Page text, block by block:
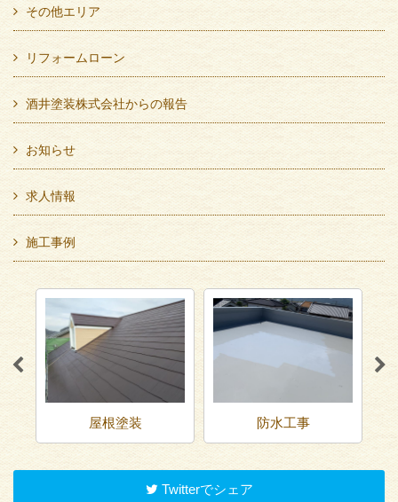
その他エリア
リフォームローン
酒井塗装株式会社からの報告
お知らせ
求人情報
施工事例
屋根塗装 防水工事
Twitterでシェア